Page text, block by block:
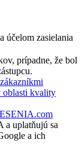
účelom zasielania
prípadne, že bol
a uplatňujú sa
a ich